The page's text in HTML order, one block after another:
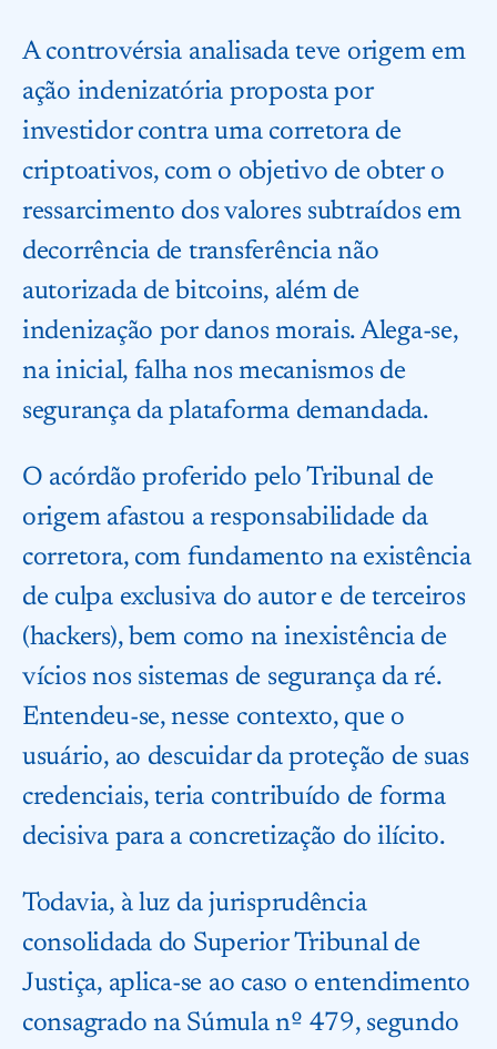
A controvérsia analisada teve origem em
ação indenizatória proposta por
investidor contra uma corretora de
criptoativos, com o objetivo de obter o
ressarcimento dos valores subtraídos em
decorrência de transferência não
autorizada de bitcoins, além de
indenização por danos morais. Alega-se,
na inicial, falha nos mecanismos de
segurança da plataforma demandada.
O acórdão proferido pelo Tribunal de
origem afastou a responsabilidade da
corretora, com fundamento na existência
de culpa exclusiva do autor e de terceiros
(hackers), bem como na inexistência de
vícios nos sistemas de segurança da ré.
Entendeu-se, nesse contexto, que o
usuário, ao descuidar da proteção de suas
credenciais, teria contribuído de forma
decisiva para a concretização do ilícito.
Todavia, à luz da jurisprudência
consolidada do Superior Tribunal de
Justiça, aplica-se ao caso o entendimento
consagrado na Súmula nº 479, segundo